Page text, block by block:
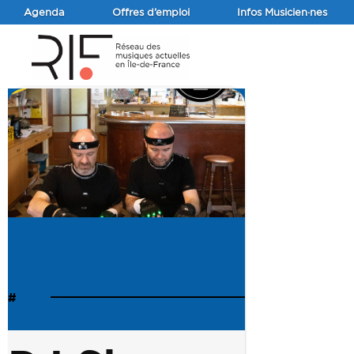
Agenda Offres d’emploi Infos Musicien·nes
#